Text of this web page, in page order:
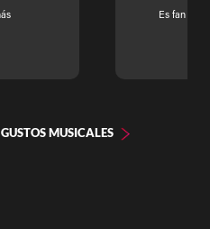
Es fan de:
MUSICALES